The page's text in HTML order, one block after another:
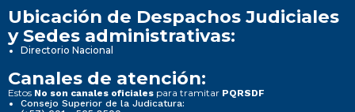
Ubicación de Despachos Judiciales
y Sedes administrativas:
Directorio Nacional
Canales de atención:
Estos No son canales oficiales para tramitar PQRSDF
Consejo Superior de la Judicatura: